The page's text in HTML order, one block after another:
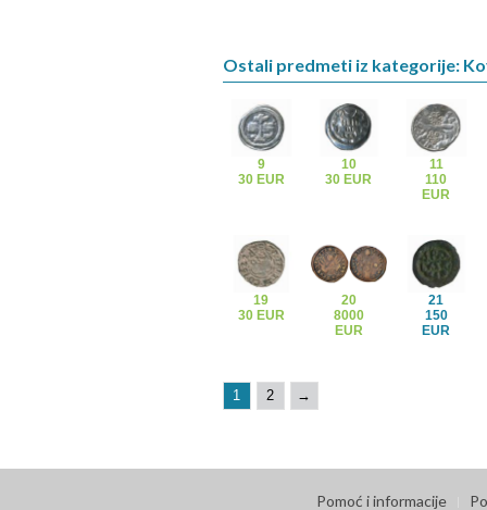
Ostali predmeti iz kategorije:
9
30 EUR
10
30 EUR
11
110
EUR
19
30 EUR
20
8000
EUR
21
150
EUR
1 2 →
Pomoć i informacije